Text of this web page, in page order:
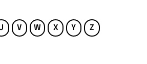
V W X Y Z